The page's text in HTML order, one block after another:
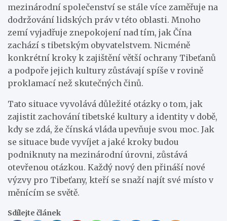
mezinárodní společenství se stále více zaměřuje na
dodržování lidských práv v této oblasti. Mnoho
zemí vyjadřuje znepokojení nad tím, jak Čína
zachází s tibetským obyvatelstvem. Nicméně
konkrétní kroky k zajištění větší ochrany Tibeťanů
a podpoře jejich kultury zůstávají spíše v rovině
proklamací než skutečných činů.
Tato situace vyvolává důležité otázky o tom, jak
zajistit zachování tibetské kultury a identity v době,
kdy se zdá, že čínská vláda upevňuje svou moc. Jak
se situace bude vyvíjet a jaké kroky budou
podniknuty na mezinárodní úrovni, zůstává
otevřenou otázkou. Každý nový den přináší nové
výzvy pro Tibeťany, kteří se snaží najít své místo v
měnícím se světě.
Sdílejte článek